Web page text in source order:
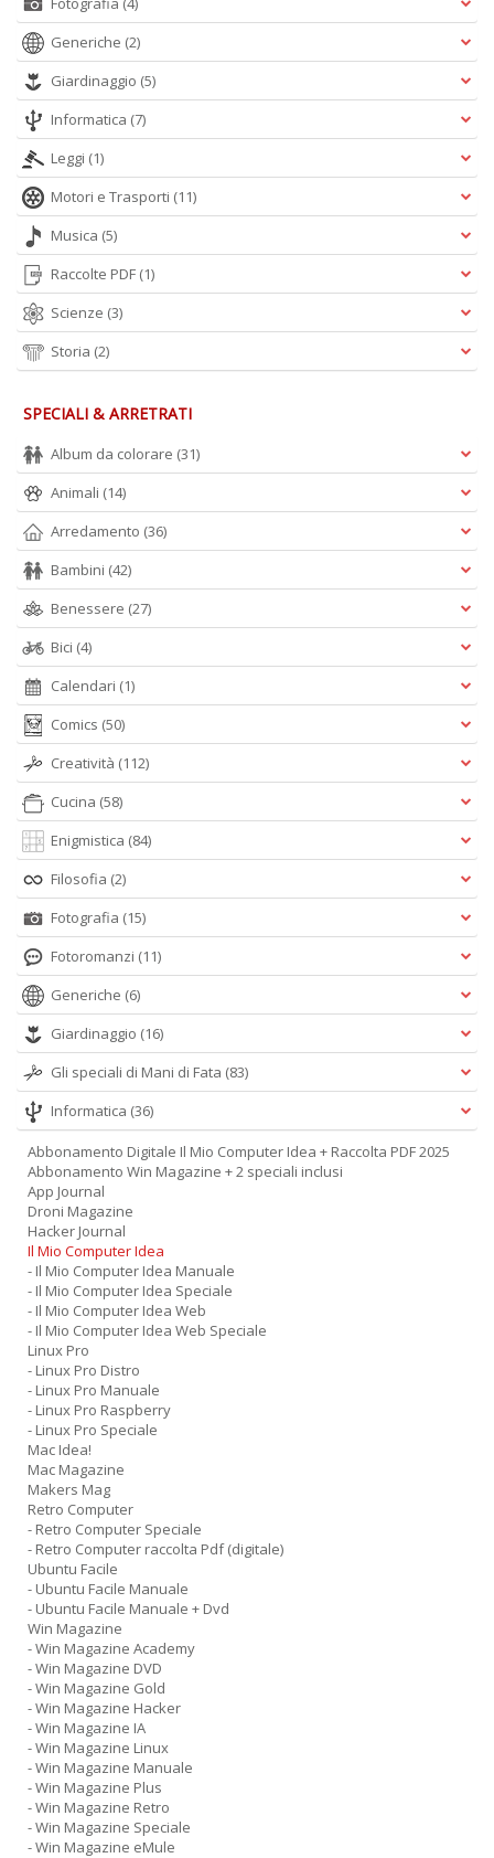
Generiche (2)
Giardinaggio (5)
Informatica (7)
Leggi (1)
Motori e Trasporti (11)
Musica (5)
Raccolte PDF (1)
Scienze (3)
Storia (2)
SPECIALI & ARRETRATI
Album da colorare (31)
Animali (14)
Arredamento (36)
Bambini (42)
Benessere (27)
Bici (4)
Calendari (1)
Comics (50)
Creatività (112)
Cucina (58)
Enigmistica (84)
Filosofia (2)
Fotografia (15)
Fotoromanzi (11)
Generiche (6)
Giardinaggio (16)
Gli speciali di Mani di Fata (83)
Informatica (36)
Abbonamento Digitale Il Mio Computer Idea + Raccolta PDF 2025
Abbonamento Win Magazine + 2 speciali inclusi
App Journal
Droni Magazine
Hacker Journal
Il Mio Computer Idea
- Il Mio Computer Idea Manuale
- Il Mio Computer Idea Speciale
- Il Mio Computer Idea Web
- Il Mio Computer Idea Web Speciale
Linux Pro
- Linux Pro Distro
- Linux Pro Manuale
- Linux Pro Raspberry
- Linux Pro Speciale
Mac Idea!
Mac Magazine
Makers Mag
Retro Computer
- Retro Computer Speciale
- Retro Computer raccolta Pdf (digitale)
Ubuntu Facile
- Ubuntu Facile Manuale
- Ubuntu Facile Manuale + Dvd
Win Magazine
- Win Magazine Academy
- Win Magazine DVD
- Win Magazine Gold
- Win Magazine Hacker
- Win Magazine IA
- Win Magazine Linux
- Win Magazine Manuale
- Win Magazine Plus
- Win Magazine Retro
- Win Magazine Speciale
- Win Magazine eMule